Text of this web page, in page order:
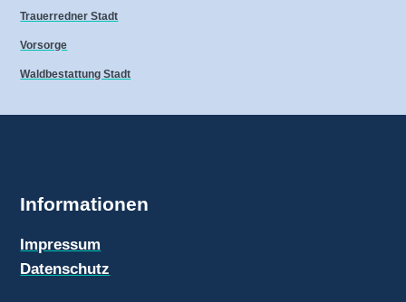
Trauerredner Stadt
Vorsorge
Waldbestattung Stadt
Informationen
Impressum
Datenschutz